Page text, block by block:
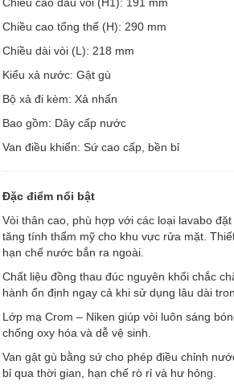
Chiều cao tổng thể (H): 290 mm
Chiều dài vòi (L): 218 mm
Kiểu xả nước: Gật gù
Bộ xả đi kèm: Xả nhấn
Bao gồm: Dây cấp nước
Van điều khiển: Sứ cao cấp, bền bỉ
Đặc điểm nổi bật
Vòi thân cao, phù hợp với các loại lavabo
tăng tính thẩm mỹ cho khu vực rửa mặt.
hạn chế nước bắn ra ngoài.
Chất liệu đồng thau đúc nguyên khối chắc
hành ổn định ngay cả khi sử dụng lâu dài
Lớp mạ Crom – Niken giúp vòi luôn sáng
chống oxy hóa và dễ vệ sinh.
Van gật gù bằng sứ cho phép điều chỉnh
bỉ qua thời gian, hạn chế rò rỉ và hư hỏng.